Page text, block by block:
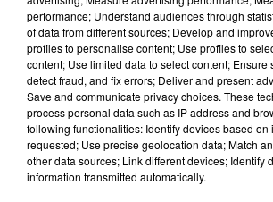
23 juillet 2026
performance; Understand audiences through
of data from different sources; Develop and
profiles to personalise content; Use profiles to
content; Use limited data to select content; Ensure
detect fraud, and fix errors; Deliver and present
Save and communicate privacy choices. These
process personal data such as IP address and
following functionalities: Identify devices based on
requested; Use precise geolocation data; Match
other data sources; Link different devices; Identify
information transmitted automatically.